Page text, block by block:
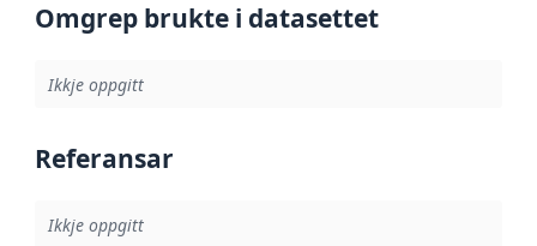
Omgrep brukte i datasettet
Ikkje oppgitt
Referansar
Ikkje oppgitt